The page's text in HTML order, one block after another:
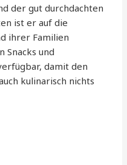
der gut durchdachten
ist er auf die
ihrer Familien
Snacks und
damit den
kulinarisch nichts